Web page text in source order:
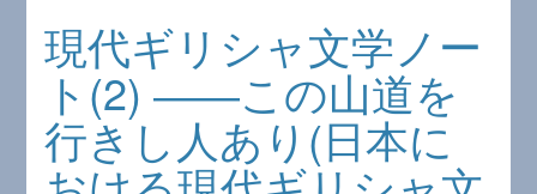
現代ギリシャ文学ノー
ト(2) ――この山道を
行きし人あり(日本に